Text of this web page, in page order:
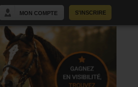
S'INSCRIRE
MON COMPTE